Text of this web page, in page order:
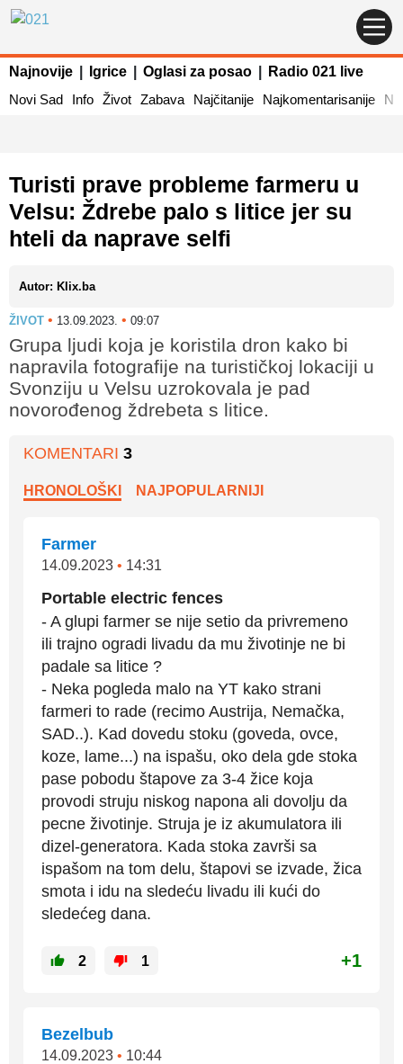
Najnovije Igrice Oglasi za posao
Radio 021 live
Novi Sad
Info Život Zabava Najčitanije Najkomentarisanije
Turisti prave probleme farmeru u
Velsu: Ždrebe palo s litice jer su
hteli da naprave selfi
Autor: Klix.ba
ŽIVOT • 13.09.2023. • 09:07
Grupa ljudi koja je koristila dron kako bi
napravila fotografije na turističkoj lokaciji u
Svonziju u Velsu uzrokovala je pad
novorođenog ždrebeta s litice.
KOMENTARI 3
HRONOLOŠKI NAJPOPULARNIJI
Farmer
14.09.2023 • 14:31
Portable electric fences
- A glupi farmer se nije setio da privremeno
ili trajno ogradi livadu da mu životinje ne bi
padale sa litice ?
- Neka pogleda malo na YT kako strani
farmeri to rade (recimo Austrija, Nemačka,
SAD..). Kad dovedu stoku (goveda, ovce,
koze, lame...) na ispašu, oko dela gde stoka
pase pobodu štapove za 3-4 žice koja
provodi struju niskog napona ali dovolju da
pecne životinje. Struja je iz akumulatora ili
dizel-generatora. Kada stoka završi sa
ispašom na tom delu, štapovi se izvade, žica
smota i idu na sledeću livadu ili kući do
sledećeg dana.
2 1 +1
Bezelbub
14.09.2023 • 10:44